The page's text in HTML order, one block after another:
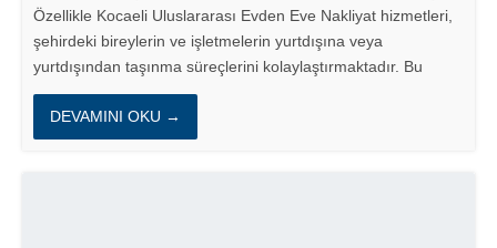
Özellikle Kocaeli Uluslararası Evden Eve Nakliyat hizmetleri,
şehirdeki bireylerin ve işletmelerin yurtdışına veya
yurtdışından taşınma süreçlerini kolaylaştırmaktadır. Bu
blog...
DEVAMINI OKU →